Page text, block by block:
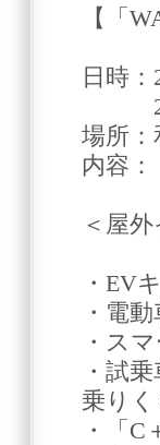
【「
日時：
2025
場所：
内容：
＜屋
・EV
・電
・ス
・試
乗り
・「